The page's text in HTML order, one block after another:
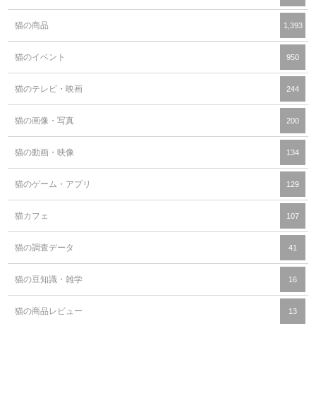
猫の商品 1,393
猫のイベント 950
猫のテレビ・映画 244
猫の画像・写真 200
猫の動画・映像 134
猫のゲーム・アプリ 129
猫カフェ 107
猫の調査データ 41
猫の豆知識・雑学 16
猫の商品レビュー 13